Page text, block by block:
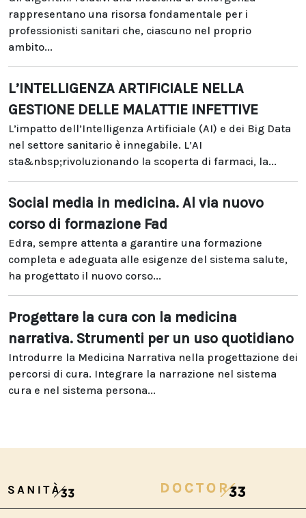
rappresentano una risorsa fondamentale per i
professionisti sanitari che, ciascuno nel proprio
ambito...
L’INTELLIGENZA ARTIFICIALE NELLA
GESTIONE DELLE MALATTIE INFETTIVE
L’impatto dell’Intelligenza Artificiale (AI) e dei Big Data
nel settore sanitario è innegabile. L’AI
sta&nbsp;rivoluzionando la scoperta di farmaci, la...
Social media in medicina. Al via nuovo
corso di formazione Fad
Edra, sempre attenta a garantire una formazione
completa e adeguata alle esigenze del sistema salute,
ha progettato il nuovo corso...
Progettare la cura con la medicina
narrativa. Strumenti per un uso quotidiano
Introdurre la Medicina Narrativa nella progettazione dei
percorsi di cura. Integrare la narrazione nel sistema
cura e nel sistema persona...